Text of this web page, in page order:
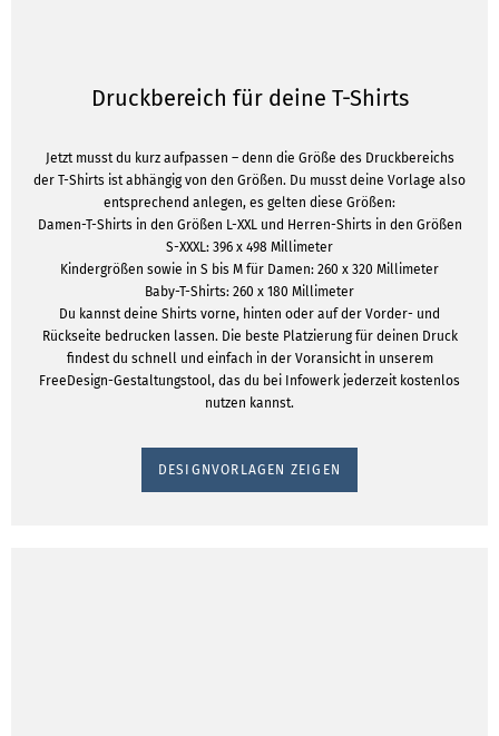
Druckbereich für deine T-Shirts
Jetzt musst du kurz aufpassen – denn die Größe des Druckbereichs
der T-Shirts ist abhängig von den Größen. Du musst deine Vorlage also
entsprechend anlegen, es gelten diese Größen:
Damen-T-Shirts in den Größen L-XXL und Herren-Shirts in den Größen
S-XXXL: 396 x 498 Millimeter
Kindergrößen sowie in S bis M für Damen: 260 x 320 Millimeter
Baby-T-Shirts: 260 x 180 Millimeter
Du kannst deine Shirts vorne, hinten oder auf der Vorder- und
Rückseite bedrucken lassen. Die beste Platzierung für deinen Druck
findest du schnell und einfach in der Voransicht in unserem
FreeDesign-Gestaltungstool, das du bei Infowerk jederzeit kostenlos
nutzen kannst.
DESIGNVORLAGEN ZEIGEN